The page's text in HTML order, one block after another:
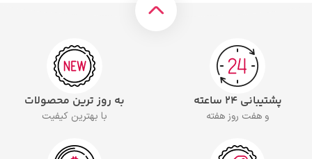
پشتیبانی ۲۴ ساعته
و هفت روز هفته
به روز ترین محصولات
با بهترین کیفیت